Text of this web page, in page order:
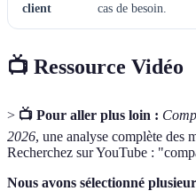
client
cas de besoin.
📺 Ressource Vidéo
> 📺 Pour aller plus loin :
2026, une analyse complète des
Recherchez sur YouTube :
Nous avons sélectionné